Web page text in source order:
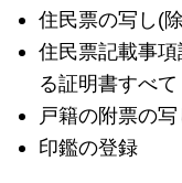
住民票の写し(
住民票記載事
る証明書すべて
戸籍の附票の
印鑑の登録